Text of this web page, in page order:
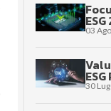
03
30